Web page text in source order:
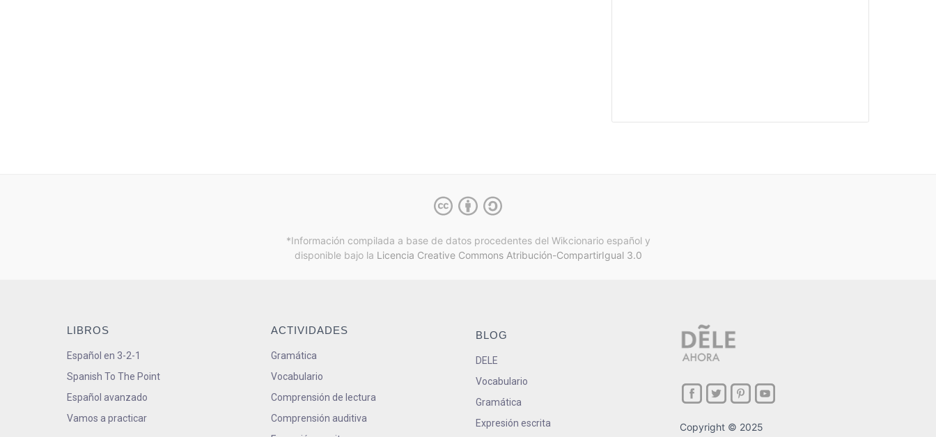
*Información compilada a base de datos procedentes del Wikcionario español y
disponible bajo la Licencia Creative Commons Atribución-CompartirIgual 3.0
LIBROS
Español en 3-2-1
Spanish To The Point
Español avanzado
Vamos a practicar
ACTIVIDADES
Gramática
Vocabulario
Comprensión de lectura
Comprensión auditiva
BLOG
DELE
Vocabulario
Gramática
Expresión escrita
Copyright © 2025